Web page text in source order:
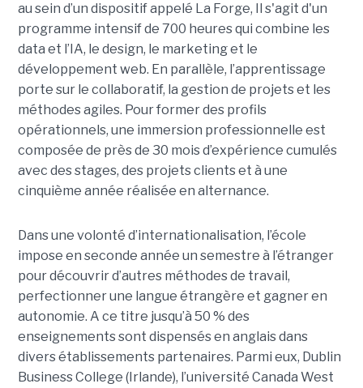
au sein d’un dispositif appelé La Forge, Il s'agit d'un
programme intensif de 700 heures qui combine les
data et l’IA, le design, le marketing et le
développement web. En parallèle, l’apprentissage
porte sur le collaboratif, la gestion de projets et les
méthodes agiles. Pour former des profils
opérationnels, une immersion professionnelle est
composée de près de 30 mois d’expérience cumulés
avec des stages, des projets clients et à une
cinquième année réalisée en alternance.
Dans une volonté d’internationalisation, l’école
impose en seconde année un semestre à l’étranger
pour découvrir d’autres méthodes de travail,
perfectionner une langue étrangère et gagner en
autonomie. A ce titre jusqu’à 50 % des
enseignements sont dispensés en anglais dans
divers établissements partenaires. Parmi eux, Dublin
Business College (Irlande), l’université Canada West